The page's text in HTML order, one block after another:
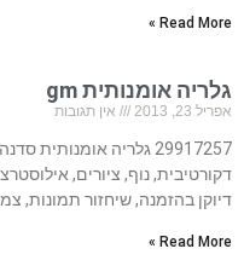
Read More »
גלריה אומנותית gm
אפריל 23, 2013 אין תגובות
29917257 גלריה
דקורטיבית, נוף, ציורים,
דיוקן בהזמנה, שיחזור תמונות,
Read More »